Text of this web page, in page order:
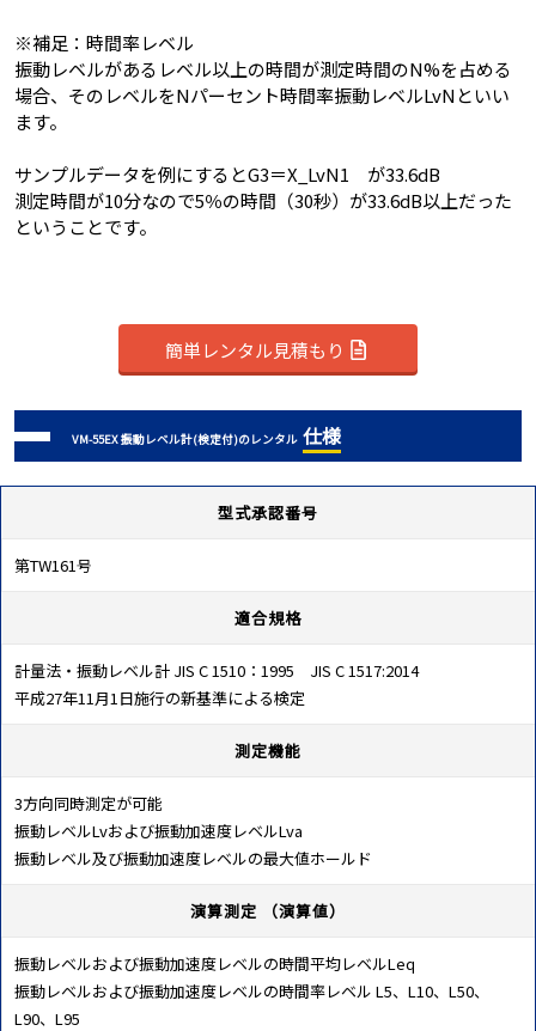
※補足：時間率レベル
振動レベルがあるレベル以上の時間が測定時間のN%を占める
場合、そのレベルをNパーセント時間率振動レベルLvNといい
ます。
サンプルデータを例にするとG3＝X_LvN1 が33.6dB
測定時間が10分なので5％の時間（30秒）が33.6dB以上だった
ということです。
簡単レンタル見積もり
VM-55EX 振動レベル計(検定付)のレンタル 仕様
型式承認番号
第TW161号
適合規格
計量法・振動レベル計 JIS C 1510：1995 JIS C 1517:2014
平成27年11月1日施行の新基準による検定
測定機能
3方向同時測定が可能
振動レベルLvおよび振動加速度レベルLva
振動レベル及び振動加速度レベルの最大値ホールド
演算測定 （演算値）
振動レベルおよび振動加速度レベルの時間平均レベルLeq
振動レベルおよび振動加速度レベルの時間率レベル L5、L10、L50、
L90、L95